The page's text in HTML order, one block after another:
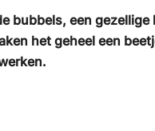
bubbels, een
het geheel een